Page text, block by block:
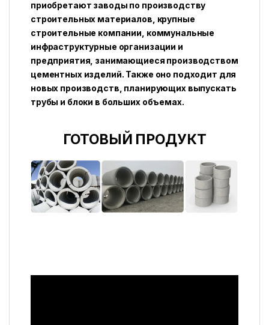
приобретают заводы по производству
строительных материалов, крупные
строительные компании, коммунальные
инфраструктурные организации и
предприятия, занимающиеся производством
цементных изделий. Также оно подходит для
новых производств, планирующих выпускать
трубы и блоки в больших объемах.
ГОТОВЫЙ ПРОДУКТ